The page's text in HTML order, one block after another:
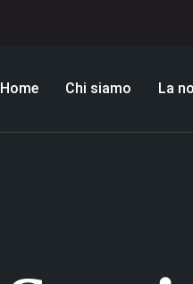
Home Chi siamo La